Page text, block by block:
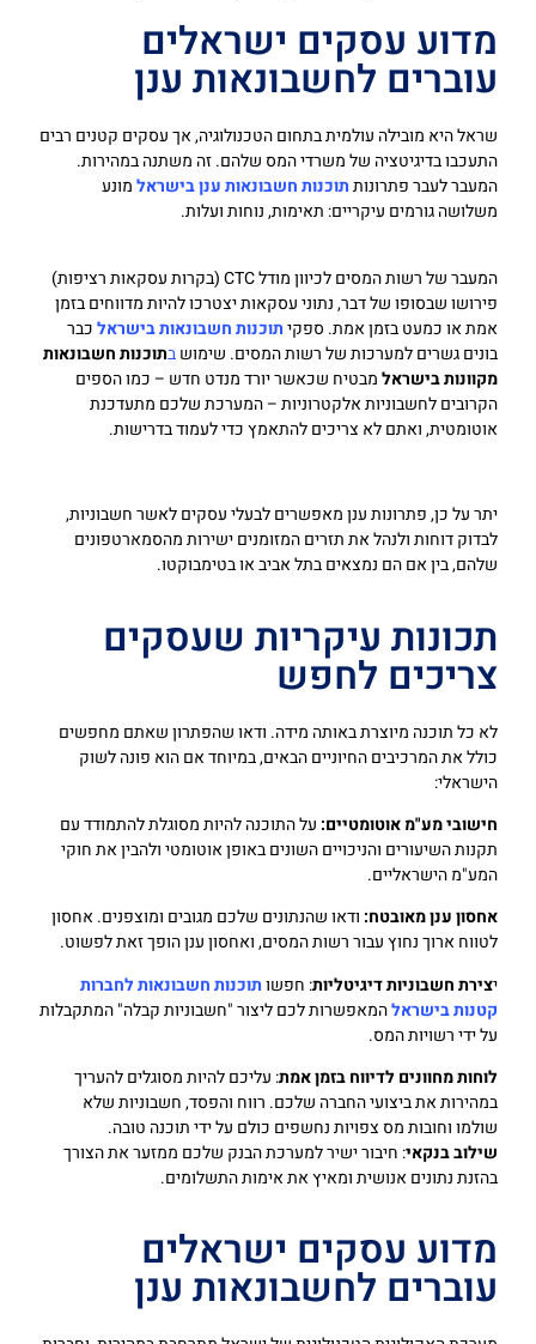
מדוע עסקים ישראלים
עוברים לחשבונאות ענן
שראל היא מובילה עולמית בתחום הטכנולוגיה, אך עסקים קטנים רבים
התעכבו בדיגיטציה של משרדי המס שלהם. זה משתנה במהירות.
המעבר לעבר פתרונותתוכנות חשבונאות ענן בישראלמונע
משלושה גורמים עיקריים: תאימות, נוחות ועלות.
המעבר של רשות המסים לכיוון מודל CTC (בקרות עסקאות רציפות)
פירושו שבסופו של דבר, נתוני עסקאות יצטרכו להיות מדווחים בזמן
אמת או כמעט בזמן אמת. ספקיתוכנות חשבונאות בישראלכבר
בונים גשרים למערכות של רשות המסים. שימושבתוכנות חשבונאות
מקוונות בישראלמבטיח שכאשר יורד מנדט חדש – כמו הספים
הקרובים לחשבוניות אלקטרוניות – המערכת שלכם מתעדכנת
אוטומטית, ואתם לא צריכים להתאמץ כדי לעמוד בדרישות.
יתר על כן, פתרונות ענן מאפשרים לבעלי עסקים לאשר חשבוניות,
לבדוק דוחות ולנהל את תזרים המזומנים ישירות מהסמארטפונים
שלהם, בין אם הם נמצאים בתל אביב או בטימבוקטו.
תכונות עיקריות שעסקים
צריכים לחפש
לא כל תוכנה מיוצרת באותה מידה. ודאו שהפתרון שאתם מחפשים
כולל את המרכיבים החיוניים הבאים, במיוחד אם הוא פונה לשוק
הישראלי:
חישובי מע"מ אוטומטיים: על התוכנה להיות מסוגלת להתמודד עם
תקנות השיעורים והניכויים השונים באופן אוטומטי ולהבין את חוקי
המע"מ הישראליים.
אחסון ענן מאובטח: ודאו שהנתונים שלכם מגובים ומוצפנים. אחסון
לטווח ארוך נחוץ עבור רשות המסים, ואחסון ענן הופך זאת לפשוט.
יצירת חשבוניות דיגיטליות: חפשותוכנות חשבונאות לחברות
קטנות בישראלהמאפשרות לכם ליצור "חשבוניות קבלה" המתקבלות
על ידי רשויות המס.
לוחות מחוונים לדיווח בזמן אמת: עליכם להיות מסוגלים להעריך
במהירות את ביצועי החברה שלכם. רווח והפסד, חשבוניות שלא
שולמו וחובות מס צפויות נחשפים כולם על ידי תוכנה טובה.
שילוב בנקאי: חיבור ישיר למערכת הבנק שלכם ממזער את הצורך
בהזנת נתונים אנושית ומאיץ את אימות התשלומים.
מדוע עסקים ישראלים
עוברים לחשבונאות ענן